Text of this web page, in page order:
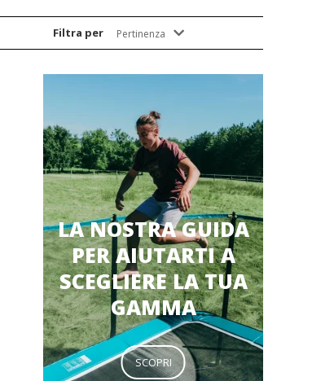
Filtra per Pertinenza
569,90 €
LA NOSTRA GUIDA
PER AIUTARTI A
SCEGLIERE LA TUA
GAMMA
SCOPRI